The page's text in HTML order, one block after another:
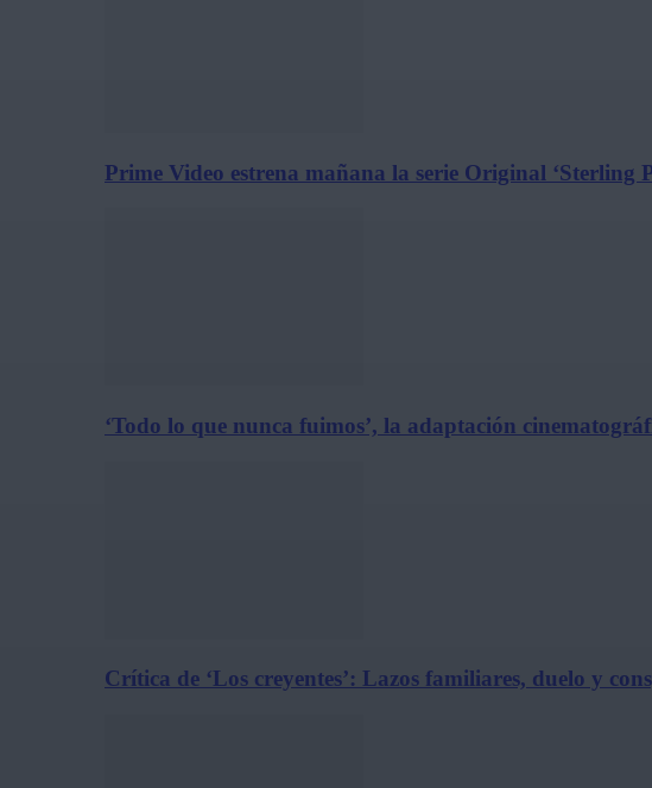
Prime Video estrena mañana la serie Original ‘Sterling
‘Todo lo que nunca fuimos’, la adaptación
Crítica de ‘Los creyentes’: Lazos familiares, duelo y